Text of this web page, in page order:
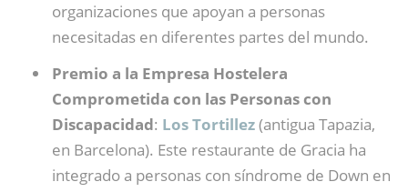
organizaciones que apoyan a personas
necesitadas en diferentes partes del mundo.
Premio a la Empresa Hostelera
Comprometida con las Personas con
Discapacidad: Los Tortillez(antigua Tapazia,
en Barcelona). Este restaurante de Gracia ha
integrado a personas con síndrome de Down en